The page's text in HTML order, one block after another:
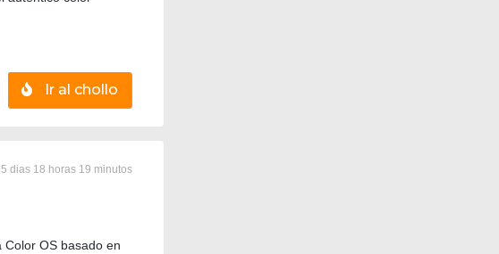
Ir al chollo
dias 18 horas 19 minutos
Color OS basado en